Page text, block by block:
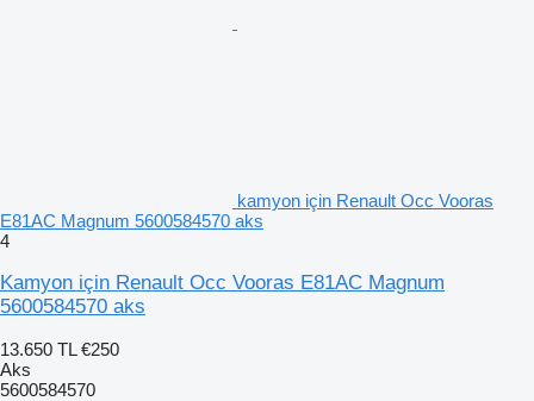
kamyon için Renault Occ Vooras
E81AC Magnum 5600584570 aks
4
Kamyon için Renault Occ Vooras E81AC Magnum
5600584570 aks
13.650 TL €250
Aks
5600584570